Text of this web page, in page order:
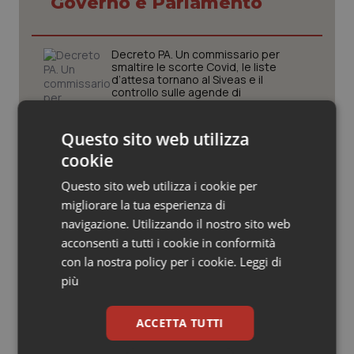
Veneto
Oncoematologia
Oncologia & Nutrizione
Quotidiano Cardiologia
Quotidiano Chirurgia
Quotidiano Oncologia
Quotidiano Pediatria
Rene & patologie urogenitali
Decreto PA. Un commissario per
smaltire le scorte Covid, le liste
d’attesa tornano al Siveas e il
controllo sulle agende di
prenotazione passa ad Agenas. Saltano l’aumento
Università. Bernini firma il decreto:
27.000 posti per Medicina, 3.000 in
più rispetto a scorso anno
Pnrr Salute. Missione 6 verso il
traguardo, in chiusura la
rendicontazione degli obiettivi per la
X e ultima rata
Caldo. Ministero: oltre 1.700 chiamate
al numero 1500 dal 22 giugno.
Proseguono monitoraggi e campagna
informativa
Questo sito web utilizza
cookie
Questo sito web utilizza i cookie per
migliorare la tua esperienza di
navigazione. Utilizzando il nostro sito web
acconsenti a tutti i cookie in conformità
con la nostra policy per i cookie. Leggi di
più
ACCETTA TUTTI